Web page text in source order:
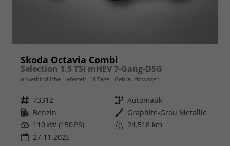
Skoda Octavia Combi
Selection 1.5 TSI mHEV 7-Gang-DSG
unverbindliche Lieferzeit: 14 Tage Gebrauchtwagen
Fahrzeugnr. 73312 Getriebe Automatik
Kraftstoff Benzin Außenfarbe Graphite-Grau Metallic
Leistung 110 kW (150 PS) Kilometerstand 24.518 km
27.11.2025